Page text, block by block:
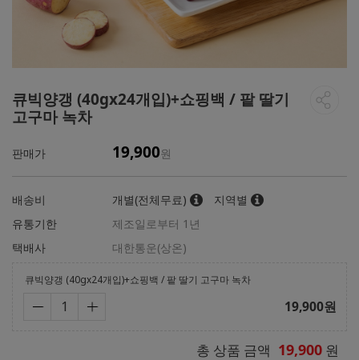
큐빅양갱 (40gx24개입)+쇼핑백 / 팥 딸기
고구마 녹차
판매가 19,900원
배송비 개별(전체무료)
지역별
유통기한
제조일로부터 1년
택배사
대한통운(상온)
큐빅양갱 (40gx24개입)+쇼핑백 / 팥 딸기 고구마 녹차
19,900원
총 상품 금액 19,900 원